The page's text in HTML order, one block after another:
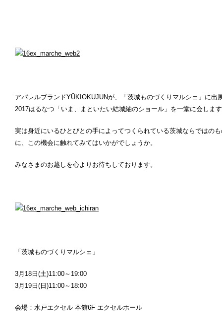
アパレルブランドYŪKIOKUJUNが、「茨城ものづくりマルシェ」に出
2017はるなつ「いま、まといたい結城紬のショール」を一堂に会しま
実は身近にいるひとびとの手によってつくられている茨城ならではの
に、この機会に触れてみてはいかがでしょうか。
みなさまのお越しを心よりお待ちしております。
「茨城ものづくりマルシェ」
3月18日(土)11:00～19:00
3月19日(日)11:00～18:00
会場：水戸エクセル 本館6F エクセルホール